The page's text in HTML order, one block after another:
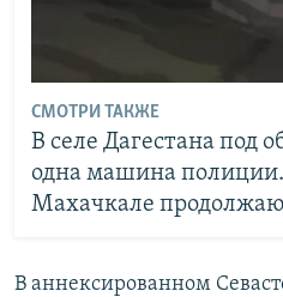
СМОТРИ ТАКЖЕ
В селе Дагестана под
одна машина
Махачкале
В аннексированном